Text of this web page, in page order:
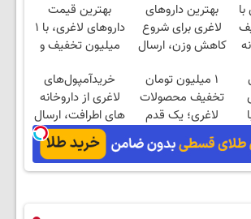
بهترین داروهای
لاغری برای شروع
کاهش وزن، ارسال
نزدیکت!
بهترین قیمت
داروهای لاغری، با ۱
میلیون تخفیف و
۱ میلیون تومان
تخفیف محصولات
لاغری؛ یک قدم
نزدیک‌تر به شروع
کاهش وزن
خریدآمپول‌های
لاغری از داروخانه
های اطرافت، ارسال
فوری همراه با پک
یخ!